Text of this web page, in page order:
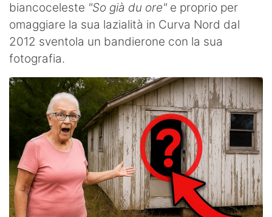
biancoceleste "So già du ore" e proprio per
omaggiare la sua lazialità in Curva Nord dal
2012 sventola un bandierone con la sua
fotografia.